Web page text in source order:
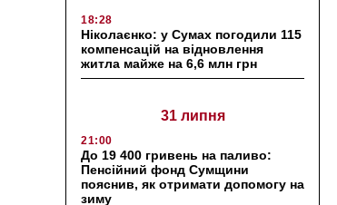
18:28
Ніколаєнко: у Сумах погодили 115
компенсацій на відновлення
житла майже на 6,6 млн грн
31 липня
21:00
До 19 400 гривень на паливо:
Пенсійний фонд Сумщини
пояснив, як отримати допомогу на
зиму